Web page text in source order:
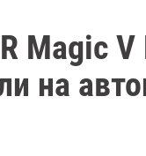
Magic
на